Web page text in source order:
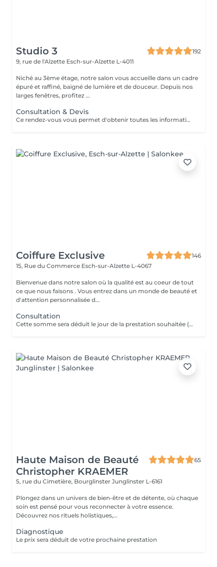
Studio 3
192
9, rue de l'Alzette Esch-sur-Alzette L-4011
Niché au 3ème étage, notre salon vous accueille dans un cadre
épuré et raffiné, baigné de lumière et de douceur. Depuis nos
larges fenêtres, profitez ...
Consultation & Devis
Ce rendez-vous vous permet d'obtenir toutes les informations nécessaires avant votre prestation : - conseils personnalisés - étude de vos besoins - diagnostic du cheveu Le montant de la consultation sera déduit de votre prestation finale si vous réservez immédiatement après ce rendez-vous.
Coiffure Exclusive
146
15, Rue du Commerce Esch-sur-Alzette L-4067
Bienvenue dans notre salon où la qualité est au coeur de tout
ce que nous faisons . Vous entrez dans un monde de beauté et
d'attention personnalisée d...
Consultation
Cette somme sera déduit le jour de la prestation souhaitée ( a valoir dans les 3 mois qui suivent la consultations)
Haute Maison de Beauté
Christopher KRAEMER
65
5, rue du Cimetière, Bourglinster Junglinster L-6161
Plongez dans un univers de bien-être et de détente, où chaque
soin est pensé pour vous reconnecter à votre essence.
Découvrez nos rituels holistiques,...
Diagnostique
Le prix sera déduit de votre prochaine prestation